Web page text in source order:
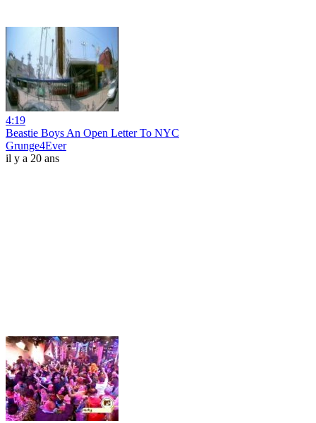
4:19
Beastie Boys An Open Letter To NYC
Grunge4Ever
il y a 20 ans